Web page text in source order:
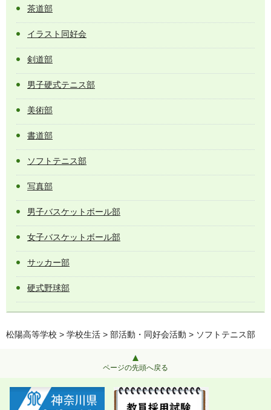
茶道部
イラスト同好会
剣道部
男子硬式テニス部
美術部
書道部
ソフトテニス部
写真部
男子バスケットボール部
女子バスケットボール部
サッカー部
硬式野球部
松陽高等学校 > 学校生活 > 部活動・同好会活動 > ソフトテニス部
ページの先頭へ戻る